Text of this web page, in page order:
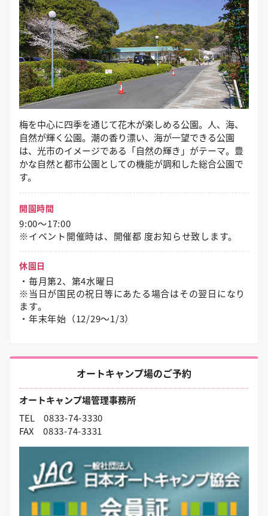
梅を中心に四季を通じて花木が楽しめる公園。人、海、
自然が輝く公園。潮の香り漂い、海が一望できる公園
は、光市のイメージである「自然の輝き」がテーマ。豊
かな自然と都市公園としての機能が調和した総合公園で
す。
開園時間
9:00～17:00
※イベント開催時は、開催都 度お知らせ致します。
休園日
・毎月第2、第4水曜日
※当日が国民の祝日等にあたる場合はその翌日になり
ます。
・年末年始（12/29〜1/3）
オートキャンプ場のご予約
オートキャンプ場管理事務所
TEL 0833-74-3330
FAX 0833-74-3331